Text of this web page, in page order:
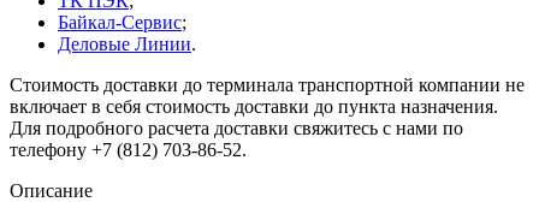
Байкал-Сервис;
Деловые Линии.
Стоимость доставки до терминала транспортной компании не
включает в себя стоимость доставки до пункта назначения.
Для подробного расчета доставки свяжитесь с нами по
телефону +7 (812) 703-86-52.
Описание